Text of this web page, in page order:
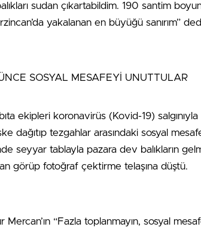
sudan çıkartabildim. 190 santim
yakalanan en büyüğü sanırım”
SOSYAL MESAFEYİ UNUTTULAR
ekipleri koronavirüs (Kovid-19)
dağıtıp tezgahlar arasındaki sosyal
seyyar tablayla pazara dev balıkların
görüp fotoğraf çektirme telaşına düştü.
Mercan’ın “Fazla toplanmayın, sosyal